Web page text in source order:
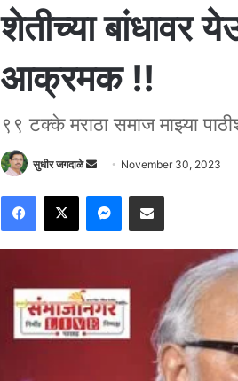
शेतीच्या बांधावर
आक्रमक !!
९९ टक्के मराठा समाज माझ्या
सुधीर जगदाळे
Send
email
November 30, 2023
Facebook
X Messenger
Share via Email